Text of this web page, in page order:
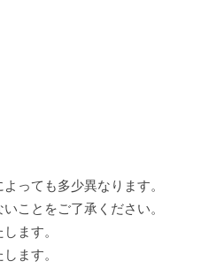
っても多少異なります。
ことをご了承ください。
ます。
ます。